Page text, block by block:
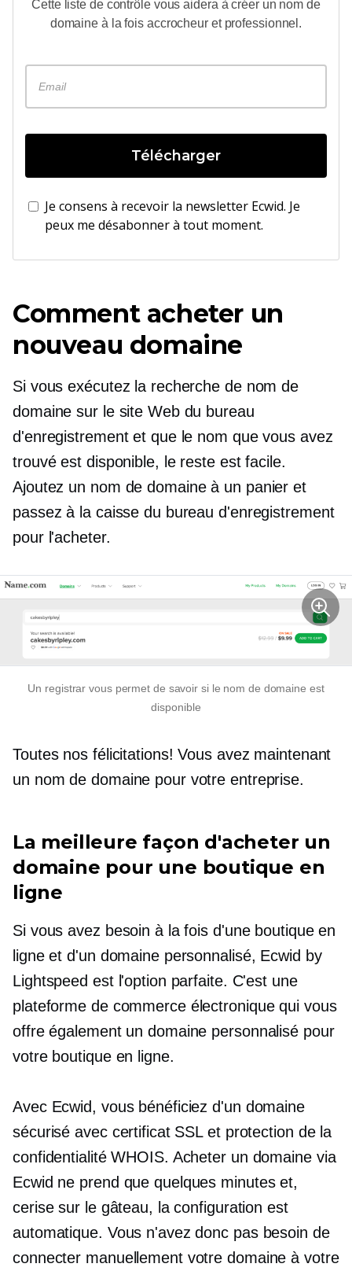
Cette liste de contrôle vous aidera à créer un nom de
domaine à la fois accrocheur et professionnel.
Télécharger
Je consens à recevoir la newsletter Ecwid. Je
peux me désabonner à tout moment.
Comment acheter un
nouveau domaine
Si vous exécutez la recherche de nom de
domaine sur le site Web du bureau
d'enregistrement et que le nom que vous avez
trouvé est disponible, le reste est facile.
Ajoutez un nom de domaine à un panier et
passez à la caisse du bureau d'enregistrement
pour l'acheter.
Un registrar vous permet de savoir si le nom de domaine est
disponible
Toutes nos félicitations! Vous avez maintenant
un nom de domaine pour votre entreprise.
La meilleure façon d'acheter un
domaine pour une boutique en
ligne
Si vous avez besoin à la fois d'une boutique en
ligne et d'un domaine personnalisé, Ecwid by
Lightspeed est l'option parfaite. C'est une
plateforme de commerce électronique qui vous
offre également un domaine personnalisé pour
votre boutique en ligne.
Avec Ecwid, vous bénéficiez d'un domaine
sécurisé avec certificat SSL et protection de la
confidentialité WHOIS. Acheter un domaine via
Ecwid ne prend que quelques minutes et,
cerise sur le gâteau, la configuration est
automatique. Vous n'avez donc pas besoin de
connecter manuellement votre domaine à votre